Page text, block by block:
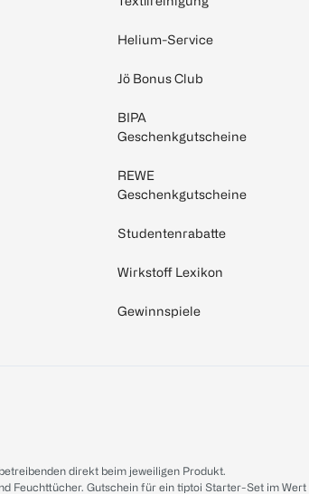
Helium-Service
Jö Bonus Club
BIPA
Geschenkgutscheine
REWE
Geschenkgutscheine
Studentenrabatte
Wirkstoff Lexikon
Gewinnspiele
direkt beim jeweiligen Produkt.
Feuchttücher. Gutschein für ein tiptoi Starter-Set im